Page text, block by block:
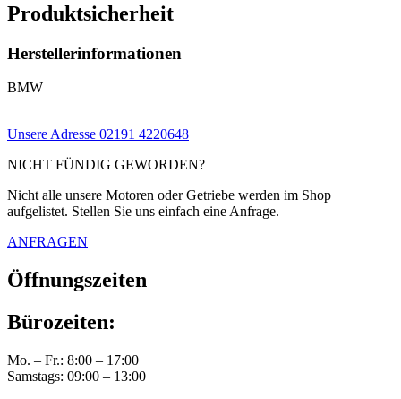
Produktsicherheit
Herstellerinformationen
BMW
Unsere Adresse 02191 4220648
NICHT FÜNDIG GEWORDEN?
Nicht alle unsere Motoren oder Getriebe werden im Shop
aufgelistet. Stellen Sie uns einfach eine Anfrage.
ANFRAGEN
Öffnungszeiten
Bürozeiten:
Mo. – Fr.: 8:00 – 17:00
Samstags: 09:00 – 13:00